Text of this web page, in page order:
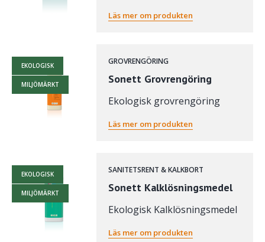
Läs mer om produkten
EKOLOGISK
MILJÖMÄRKT
GROVRENGÖRING
Sonett Grovrengöring
Ekologisk grovrengöring
Läs mer om produkten
EKOLOGISK
MILJÖMÄRKT
SANITETSRENT & KALKBORT
Sonett Kalklösningsmedel
Ekologisk Kalklösningsmedel
Läs mer om produkten